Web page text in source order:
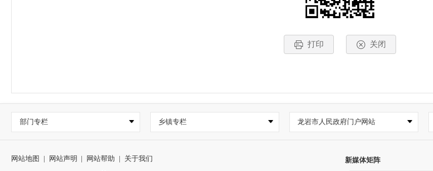
打印 关闭
部门专栏 乡镇专栏 龙岩市人民政府门户网站
网站地图 | 网站声明 | 网站帮助 | 关于我们 新媒体矩阵